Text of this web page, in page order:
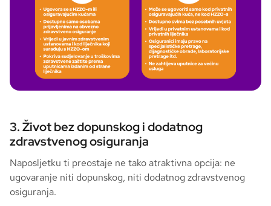
3. Život bez dopunskog i dodatnog
zdravstvenog osiguranja
Naposljetku ti preostaje ne tako atraktivna opcija: ne
ugovaranje niti dopunskog, niti dodatnog zdravstvenog
osiguranja.